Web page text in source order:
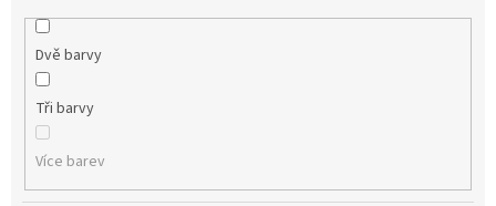
Dvě barvy
Tři barvy
Více barev